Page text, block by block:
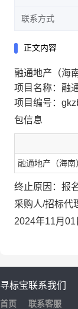
联系方式
正文内容
融通地产（海
项目名称：融
项目编号：
包信息
融通地产（海
终止原因：报
采购人/招标代
2024年11月01
寻标宝
首页
联系我们
联系客服